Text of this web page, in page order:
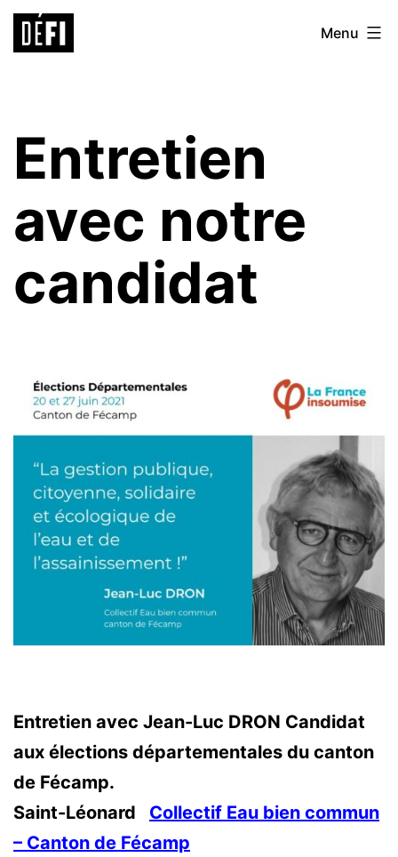
Aller
Défi
Menu
Entretien
avec notre
candidat
Entretien avec Jean-Luc DRON Candidat
aux élections départementales du canton
de Fécamp.
Saint-Léonard Collectif Eau bien commun
– Canton de Fécamp